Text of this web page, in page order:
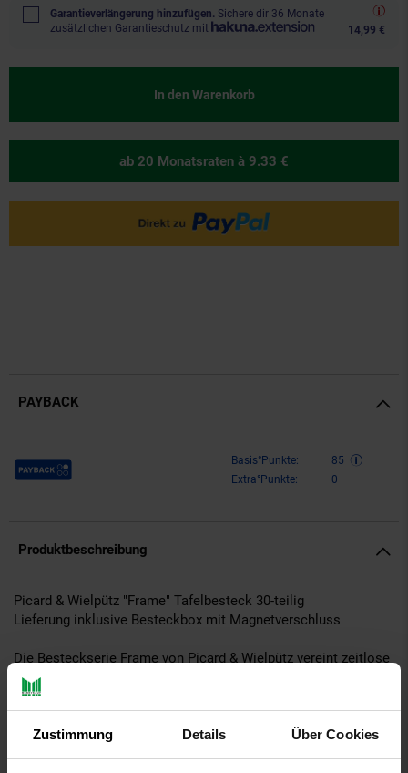
Zustimmung Details Über Cookies
Garantieverlängerung hinzufügen. Sichere dir 36 Monate
zusätzlichen Garantieschutz mit
14,99 €
In den Warenkorb
ab 20 Monatsraten à 9.33 €
PAYBACK
Payback Punkte Basis°Punkte:
85
Extra°Punkte:
0
Produktbeschreibung
Picard & Wielpütz "Frame" Tafelbesteck 30-teilig
Lieferung inklusive Besteckbox mit Magnetverschluss
Die Besteckserie Frame von Picard & Wielpütz vereint zeitlose
Eleganz mit einem markanten, modernen Design. Gefertigt aus
hochwertigem 18/10 Edelstahl (Menümesser aus Chromstahl),
überzeugt dieses Besteck durch seine außergewöhnliche
Oberflächenstruktur: Das fein ausgearbeitete, geometrische
Muster auf dem Griff folgt keinem starren Raster, sondern